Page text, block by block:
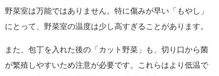
野菜室は万能ではありません。特に傷みが早い「もやし」
にとって、野菜室の温度は少し高すぎることがあります。
また、包丁を入れた後の「カット野菜」も、切り口から菌
が繁殖しやすいため注意が必要です。これらはより低温で